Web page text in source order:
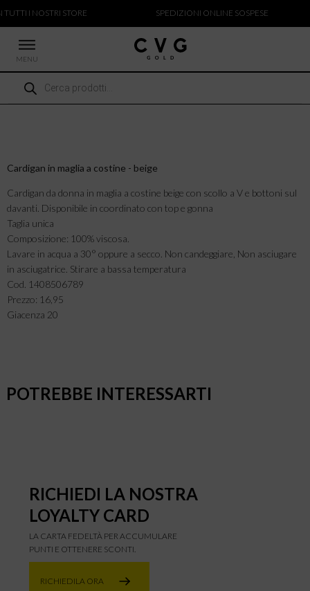
I NOSTRI STORE SPEDIZIONI ONLINE SOSPESE
MENU
Ricerca
prodotti
ARRIVI
Cardigan in maglia a costine - beige
Cardigan da donna in maglia a costine beige con scollo a V e bottoni sul
davanti. Disponibile in coordinato con top e gonna
Taglia unica
Composizione: 100% viscosa.
Lavare in acqua a 30° oppure a secco. Non candeggiare, Non asciugare
in asciugatrice. Stirare a bassa temperatura
Cod. 1408506789
Prezzo: 16,95
Giacenza 20
POTREBBE INTERESSARTI
RICHIEDI LA NOSTRA
LOYALTY CARD
LA CARTA FEDELTÀ PER ACCUMULARE
PUNTI E OTTENERE SCONTI.
RICHIEDILA ORA